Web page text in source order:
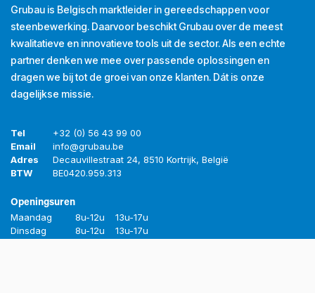
Grubau is Belgisch marktleider in gereedschappen voor
steenbewerking. Daarvoor beschikt Grubau over de meest
kwalitatieve en innovatieve tools uit de sector. Als een echte
partner denken we mee over passende oplossingen en
dragen we bij tot de groei van onze klanten. Dát is onze
dagelijkse missie.
Tel
+32 (0) 56 43 99 00
Email
info@grubau.be
Adres
Decauvillestraat 24, 8510 Kortrijk, België
BTW
BE0420.959.313
Openingsuren
Maandag 8u-12u
13u-17u
Dinsdag
8u-12u
13u-17u